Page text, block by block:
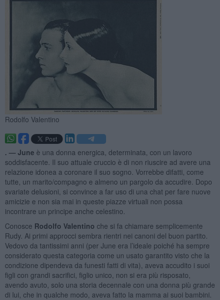
Rodolfo Valentino
. — June è una donna energica, determinata, con un lavoro
soddisfacente. Il suo attuale cruccio è di non riuscire ad avere una
relazione idonea a coronare il suo sogno. Vorrebbe difatti, come
tutte, un marito/compagno e almeno un pargolo da accudire. Dopo
svariate delusioni, si convince a far uso di una chat per fare nuove
amicizie e non sia mai in queste piazze virtuali non possa
incontrare un principe anche celestino.
Conosce Rodolfo Valentino che si fa chiamare semplicemente
Rudy. Ai primi approcci sembra rientri nei canoni del buon partito.
Vedovo da tantissimi anni (per June era l’ideale poiché ha sempre
considerato questa categoria come un usato garantito visto che la
condizione dipendeva da funesti fatti di vita), aveva accudito i suoi
figli con grandi sacrifici, figlio unico, non si era più risposato,
avendo avuto, solo una storia decennale con una donna più grande
di lui, che in qualche modo, aveva fatto la mamma ai suoi bambini.